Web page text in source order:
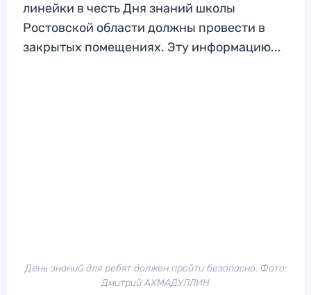
линейки в честь Дня знаний школы
Ростовской области должны провести в
закрытых помещениях. Эту информацию...
День знаний для ребят должен пройти безопасно. Фото:
Дмитрий АХМАДУЛЛИН